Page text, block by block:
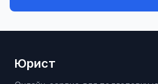
Юрист